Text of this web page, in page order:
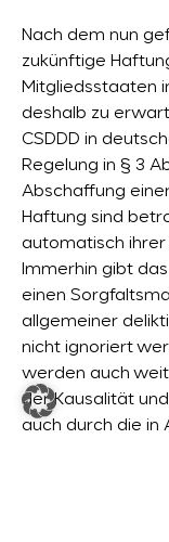
Nach dem nun
zukünftige
Mitgliedsstaaten
deshalb zu
CSDDD in
Regelung in § 3
Abschaffung
Haftung sind
automatisch
Immerhin gibt
einen
allgemeiner
nicht ignoriert
werden auch
der Kausalität
auch durch die in